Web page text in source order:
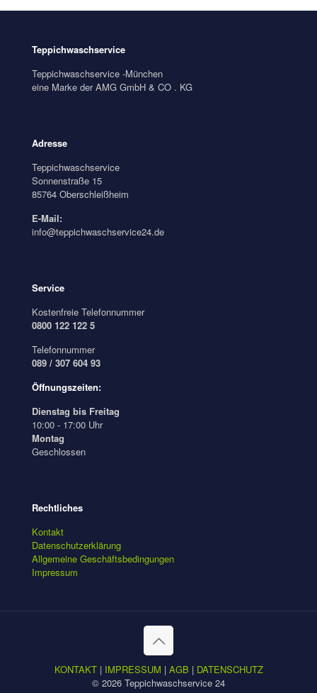
Teppichwaschservice
Teppichwaschservice -München
eine Marke der AMG GmbH & CO . KG
Adresse
Teppichwaschservice
Sonnenstraße 15
85764 Oberschleißheim
E-Mail:
info@teppichwaschservice24.de
Service
Kostenfreie Telefonnummer
0800 122 122 5
Telefonnummer
089 / 307 604 93
Öffnungszeiten:
Dienstag bis Freitag
10:00 - 17:00 Uhr
Montag
Geschlossen
Rechtliches
Kontakt
Datenschutzerklärung
Allgemeine Geschäftsbedingungen
Impressum
KONTAKT| IMPRESSUM | AGB | DATENSCHUTZ
© 2026 Teppichwaschservice 24